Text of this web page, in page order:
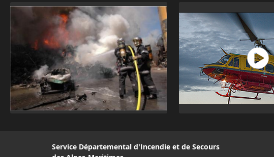
Service Départemental d'Incendie et de Secours